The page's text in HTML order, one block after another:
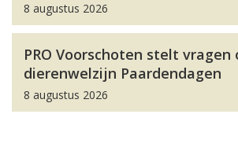
8 augustus 2026
PRO Voorschoten stelt vragen
dierenwelzijn Paardendagen
8 augustus 2026